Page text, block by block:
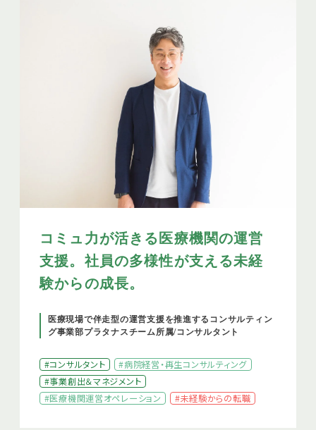
コミュ力が活きる医療機関の運営
支援。社員の多様性が支える未経
験からの成長。
医療現場で伴走型の運営支援を推進するコンサルティン
グ事業部プラタナスチーム所属/コンサルタント
#コンサルタント
#病院経営・再生コンサルティング
#事業創出＆マネジメント
#医療機関運営オペレーション
#未経験からの転職